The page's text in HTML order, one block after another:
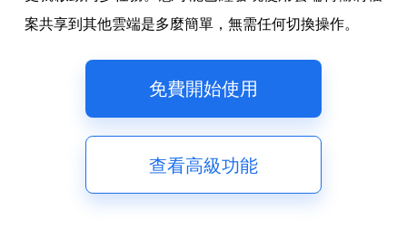
案共享到其他雲端是多麼簡單，無需任何切換操作。
免費開始使用
查看高級功能